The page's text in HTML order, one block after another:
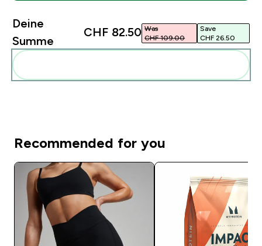
Deine
Summe
CHF 82.50‎ Was
CHF 109.00‎
Save
CHF 26.50‎
Recommended for you